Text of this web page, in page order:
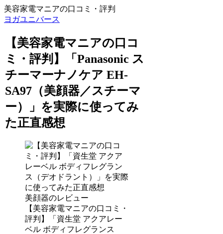
美容家電マニアの口コミ・評判
ヨガユニバース
【美容家電マニアの口コ
ミ・評判】「Panasonic ス
チーマーナノケア EH-
SA97（美顔器／スチーマ
ー）」を実際に使ってみ
た正直感想
美顔器のレビュー
【美容家電マニアの口コミ・
評判】「資生堂 アクアレー
ベル ボディフレグランス